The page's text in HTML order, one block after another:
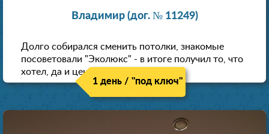
Владимир (дог. № 11249)
Долго собирался сменить потолки, знакомые
посоветовали "Эколюкс" - в итоге получил то, что
хотел, да и цена нормальная.
1 день / "под ключ"